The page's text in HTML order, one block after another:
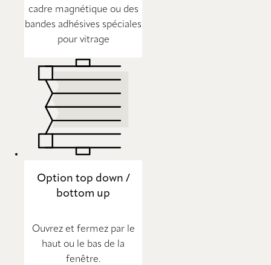
cadre magnétique ou des
bandes adhésives spéciales
pour vitrage
Option top down /
bottom up
Ouvrez et fermez par le
haut ou le bas de la
fenêtre.